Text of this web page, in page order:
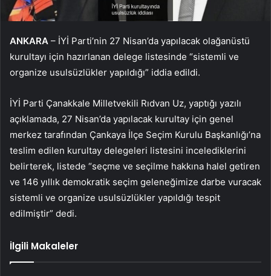
ANKARA – İYİ Parti’nin 27 Nisan’da yapılacak olağanüstü
kurultayı için hazırlanan delege listesinde “sistemli ve
organize usulsüzlükler yapıldığı” iddia edildi.
İYİ Parti Çanakkale Milletvekili Rıdvan Uz, yaptığı yazılı
açıklamada, 27 Nisan’da yapılacak kurultay için genel
merkez tarafından Çankaya İlçe Seçim Kurulu Başkanlığı’na
teslim edilen kurultay delegeleri listesini incelediklerini
belirterek, listede “seçme ve seçilme hakkına halel getiren
ve 146 yıllık demokratik seçim geleneğimize darbe vuracak
sistemli ve organize usulsüzlükler yapıldığı tespit
edilmiştir” dedi.
İlgili Makaleler